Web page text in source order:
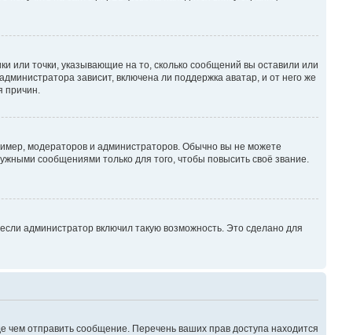
или точки, указывающие на то, сколько сообщений вы оставили или
зависит, включена ли поддержка аватар, и от него же
причин.
модераторов и администраторов. Обычно вы не можете
сообщениями только для того, чтобы повысить своё звание.
администратор включил такую возможность. Это сделано для
отправить сообщение. Перечень ваших прав доступа находится